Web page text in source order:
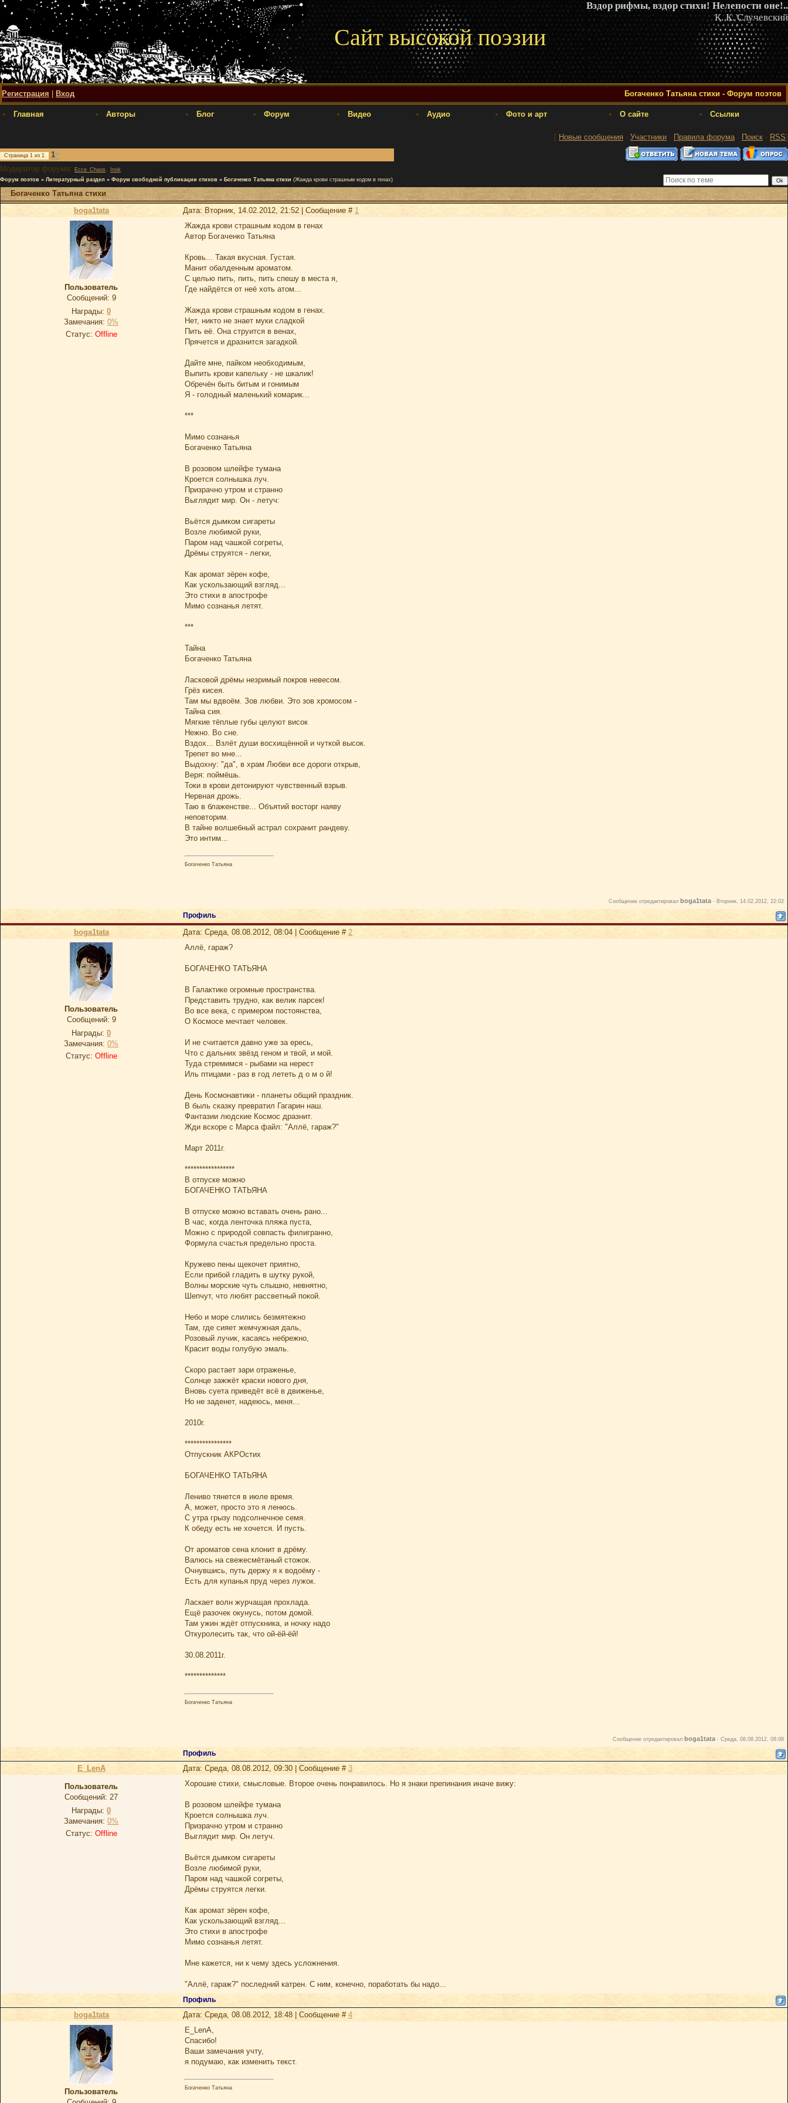
Вздор рифмы, вздор стихи! Нелепости оне!..
К. К. Случевский
Сайт высокой поэзии
Регистрация Вход Богаченко Татьяна стихи - Форум поэтов
Главная Авторы Блог Форум Видео Аудио Фото и арт О сайте Ссылки
[ Новые сообщения · Участники · Правила форума· Поиск · RSS]
Страница 1 из 1
1
Модератор форума: Ecce_Chaos ,
Inok
Форум поэтов » Литературный раздел » Форум свободной публикации стихов » Богаченко Татьяна стихи (Жажда крови страшным кодом в генах)
Богаченко Татьяна стихи
boga1tata
Дата: Вторник, 14.02.2012, 21:52 | Сообщение # 1
Пользователь
Сообщений: 9
Награды: 0
Замечания: 0%
Статус: Offline
Жажда крови страшным кодом в генах
Автор Богаченко Татьяна
Кровь... Такая вкусная. Густая.
Манит обалденным ароматом.
С целью пить, пить, пить спешу в места я,
Где найдётся от неё хоть атом...
Жажда крови страшным кодом в генах.
Нет, никто не знает муки сладкой
Пить её. Она струится в венах,
Прячется и дразнится загадкой.
Дайте мне, пайком необходимым,
Выпить крови капельку - не шкалик!
Обречён быть битым и гонимым
Я - голодный маленький комарик...
***
Мимо сознанья
Богаченко Татьяна
В розовом шлейфе тумана
Кроется солнышка луч.
Призрачно утром и странно
Выглядит мир. Он - летуч:
Вьётся дымком сигареты
Возле любимой руки,
Паром над чашкой согреты,
Дрёмы струятся - легки,
Как аромат зёрен кофе,
Как ускользающий взгляд...
Это стихи в апострофе
Мимо сознанья летят.
***
Тайна
Богаченко Татьяна
Ласковой дрёмы незримый покров невесом.
Грёз кисея.
Там мы вдвоём. Зов любви. Это зов хромосом -
Тайна сия.
Мягкие тёплые губы целуют висок
Нежно. Во сне.
Вздох... Взлёт души восхищённой и чуткой высок.
Трепет во мне...
Выдохну: "да", в храм Любви все дороги открыв,
Веря: поймёшь.
Токи в крови детонируют чувственный взрыв.
Нервная дрожь.
Таю в блаженстве... Объятий восторг наяву
неповторим.
В тайне волшебный астрал сохранит рандеву.
Это интим...
Богаченко Татьяна
Сообщение отредактировал boga1tata - Вторник, 14.02.2012, 22:02
Профиль
boga1tata Дата: Среда, 08.08.2012, 08:04 | Сообщение # 2
Пользователь
Сообщений: 9
Награды: 0
Замечания: 0%
Статус: Offline
Аллё, гараж?
БОГАЧЕНКО ТАТЬЯНА
В Галактике огромные пространства.
Представить трудно, как велик парсек!
Во все века, с примером постоянства,
О Космосе мечтает человек.
И не считается давно уже за ересь,
Что с дальних звёзд геном и твой, и мой.
Туда стремимся - рыбами на нерест
Иль птицами - раз в год лететь д о м о й!
День Космонавтики - планеты общий праздник.
В быль сказку превратил Гагарин наш.
Фантазии людские Космос дразнит.
Жди вскоре с Марса файл: "Аллё, гараж?"
Март 2011г.
*****************
В отпуске можно
БОГАЧЕНКО ТАТЬЯНА
В отпуске можно вставать очень рано...
В час, когда ленточка пляжа пуста,
Можно с природой совпасть филигранно,
Формула счастья предельно проста.
Кружево пены щекочет приятно,
Если прибой гладить в шутку рукой,
Волны морские чуть слышно, невнятно,
Шепчут, что любят рассветный покой.
Небо и море слились безмятежно
Там, где сияет жемчужная даль,
Розовый лучик, касаясь небрежно,
Красит воды голубую эмаль.
Скоро растает зари отраженье,
Солнце зажжёт краски нового дня,
Вновь суета приведёт всё в движенье,
Но не заденет, надеюсь, меня...
2010г.
****************
Отпускник АКРОстих
БОГАЧЕНКО ТАТЬЯНА
Лениво тянется в июле время.
А, может, просто это я ленюсь.
С утра грызу подсолнечное семя.
К обеду есть не хочется. И пусть.
От ароматов сена клонит в дрёму.
Валюсь на свежесмётаный стожок.
Очнувшись, путь держу я к водоёму -
Есть для купанья пруд через лужок.
Ласкает волн журчащая прохлада.
Ещё разочек окунусь, потом домой.
Там ужин ждёт отпускника, и ночку надо
Откуролесить так, что ой-ёй-ёй!
30.08.2011г.
**************
Богаченко Татьяна
Сообщение отредактировал boga1tata - Среда, 08.08.2012, 08:08
Профиль
E_LenA Дата: Среда, 08.08.2012, 09:30 | Сообщение # 3
Пользователь
Сообщений: 27
Награды: 0
Замечания: 0%
Статус: Offline
Хорошие стихи, смысловые. Второе очень понравилось. Но я знаки препинания иначе вижу:
В розовом шлейфе тумана
Кроется солнышка луч.
Призрачно утром и странно
Выглядит мир. Он летуч.
Вьётся дымком сигареты
Возле любимой руки,
Паром над чашкой согреты,
Дрёмы струятся легки.
Как аромат зёрен кофе,
Как ускользающий взгляд...
Это стихи в апострофе
Мимо сознанья летят.
Мне кажется, ни к чему здесь усложнения.
"Аллё, гараж?" последний катрен. С ним, конечно, поработать бы надо...
Профиль
boga1tata Дата: Среда, 08.08.2012, 18:48 | Сообщение # 4
Пользователь
E_LenA,
Спасибо!
Ваши замечания учту,
я подумаю, как изменить текст.
Богаченко Татьяна